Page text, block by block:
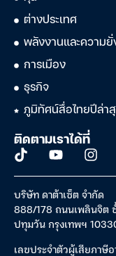
ต่างประเทศ
พลังงานและความยั่
การเมือง
ธุรกิจ
ภูมิทัศน์สื่อไทยปีล่า
ติดตามเราได้ที่
บริษัท ดาต้าเซ็ต จำกัด
888/178 ถนนเพลินจิต
ปทุมวัน กรุงเทพฯ
เลขประจำตัวผู้เสียภา